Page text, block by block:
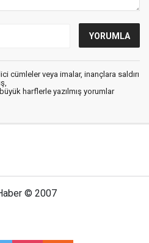
cümleler veya imalar, inançlara saldırı
harflerle yazılmış yorumlar
© 2007